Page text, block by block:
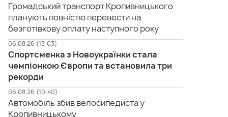
Громадський транспорт Кропивницького
планують повністю перевести на
безготівкову оплату наступного року
06.08.26 (13:03)
Спортсменка з Новоукраїнки стала
чемпіонкою Європи та встановила три
рекорди
06.08.26 (10:40)
Автомобіль збив велосипедиста у
Кропивницькому